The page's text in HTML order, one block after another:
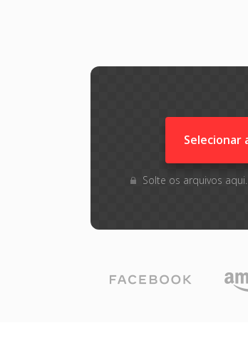
Selecionar
Solte os arquivos